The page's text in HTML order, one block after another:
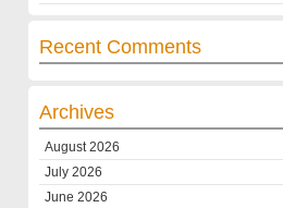
Recent Comments
Archives
August 2026
July 2026
June 2026